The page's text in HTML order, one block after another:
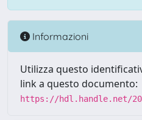
Informazioni
Utilizza questo
link a questo documento:
https://hdl.handle.net/